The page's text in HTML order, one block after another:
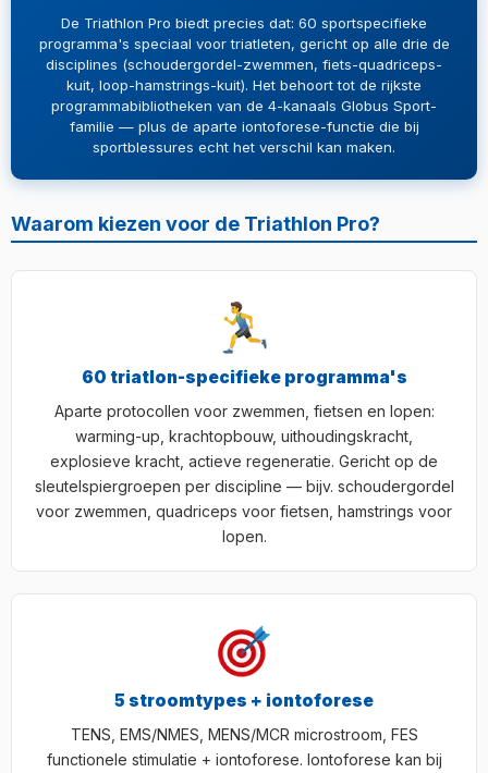
De Triathlon Pro biedt precies dat: 60 sportspecifieke
programma's speciaal voor triatleten, gericht op alle drie de
disciplines (schoudergordel-zwemmen, fiets-quadriceps-
kuit, loop-hamstrings-kuit). Het behoort tot de rijkste
programmabibliotheken van de 4-kanaals Globus Sport-
familie — plus de aparte iontoforese-functie die bij
sportblessures echt het verschil kan maken.
Waarom kiezen voor de Triathlon Pro?
60 triatlon-specifieke programma's
Aparte protocollen voor zwemmen, fietsen en lopen:
warming-up, krachtopbouw, uithoudingskracht,
explosieve kracht, actieve regeneratie. Gericht op de
sleutelspiergroepen per discipline — bijv. schoudergordel
voor zwemmen, quadriceps voor fietsen, hamstrings voor
lopen.
5 stroomtypes + iontoforese
TENS, EMS/NMES, MENS/MCR microstroom, FES
functionele stimulatie + iontoforese. Iontoforese kan bij